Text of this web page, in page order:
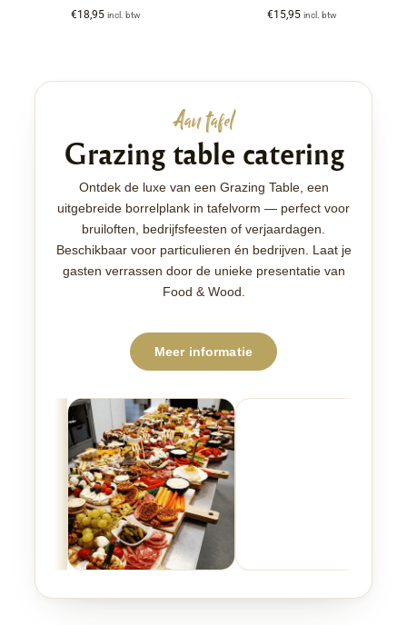
€18,95 incl. btw €15,95 incl. btw
Aan tafel
Grazing table catering
Ontdek de luxe van een Grazing Table, een
uitgebreide borrelplank in tafelvorm — perfect voor
bruiloften, bedrijfsfeesten of verjaardagen.
Beschikbaar voor particulieren én bedrijven. Laat je
gasten verrassen door de unieke presentatie van
Food & Wood.
Meer informatie